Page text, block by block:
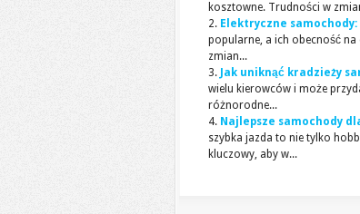
kosztowne. Trudności w
Elektryczne
popularne, a ich obecność
zmian...
Jak uniknąć kradzieży
wielu kierowców i może
różnorodne...
Najlepsze samochody
szybka jazda to nie tylko
kluczowy, aby w...